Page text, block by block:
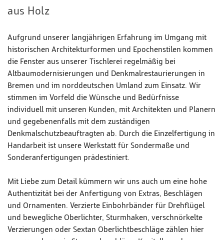
aus Holz
Aufgrund unserer langjährigen Erfahrung im Umgang mit
historischen Architekturformen und Epochenstilen kommen
die Fenster aus unserer Tischlerei regelmäßig bei
Altbaumodernisierungen und Denkmalrestaurierungen in
Bremen und im norddeutschen Umland zum Einsatz. Wir
stimmen im Vorfeld die Wünsche und Bedürfnisse
individuell mit unseren Kunden, mit Architekten und Planern
und gegebenenfalls mit dem zuständigen
Denkmalschutzbeauftragten ab. Durch die Einzelfertigung in
Handarbeit ist unsere Werkstatt für Sondermaße und
Sonderanfertigungen prädestiniert.
Mit Liebe zum Detail kümmern wir uns auch um eine hohe
Authentizität bei der Anfertigung von Extras, Beschlägen
und Ornamenten. Verzierte Einbohrbänder für Drehflügel
und bewegliche Oberlichter, Sturmhaken, verschnörkelte
Verzierungen oder Sextan Oberlichtbeschläge zählen hier